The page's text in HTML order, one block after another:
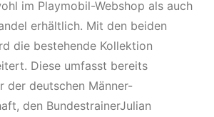
im Playmobil-Webshop als auch
erhältlich. Mit den beiden
die bestehende Kollektion
Diese umfasst bereits
der deutschen Männer-
den BundestrainerJulian